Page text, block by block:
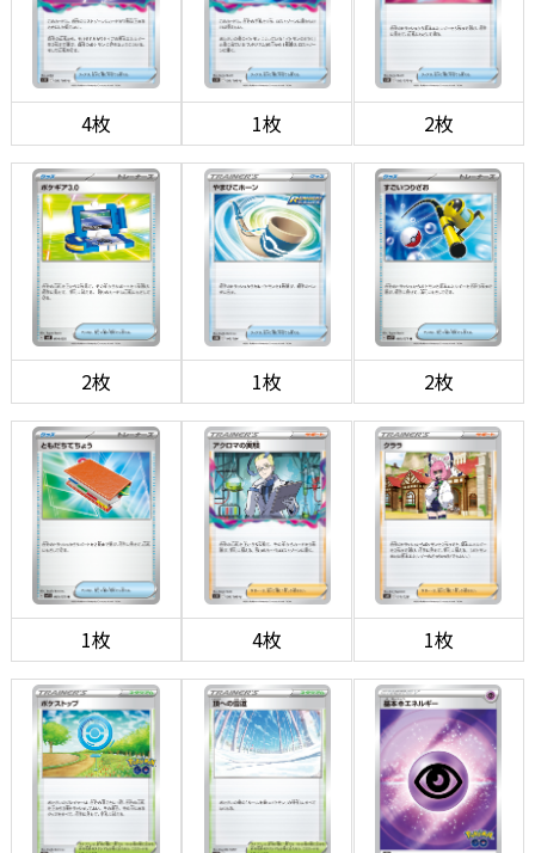
4枚 1枚 2枚
2枚 1枚 2枚
1枚 4枚 1枚